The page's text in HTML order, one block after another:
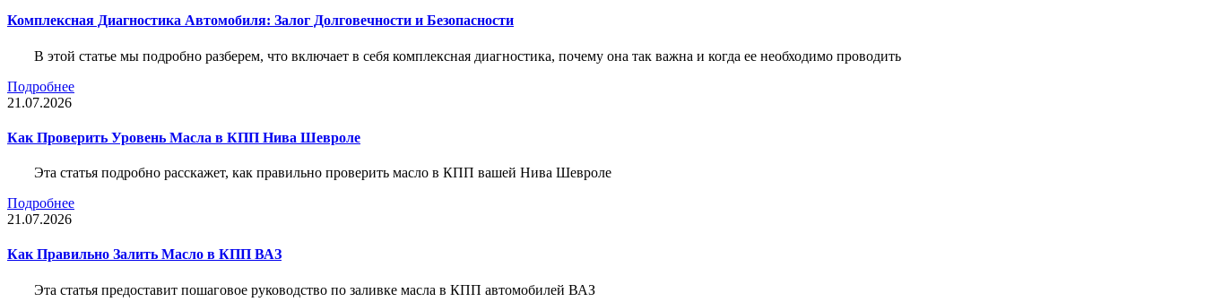
Комплексная Диагностика Автомобиля: Залог Долговечности и Безопасности
В этой статье мы подробно разберем, что включает в себя комплексная диагностика, почему она так важна и когда ее необходимо проводить
Подробнее
21.07.2026
Как Проверить Уровень Масла в КПП Нива Шевроле
Эта статья подробно расскажет, как правильно проверить масло в КПП вашей Нива Шевроле
Подробнее
21.07.2026
Как Правильно Залить Масло в КПП ВАЗ
Эта статья предоставит пошаговое руководство по заливке масла в КПП автомобилей ВАЗ